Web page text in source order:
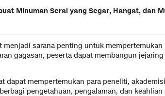
Minuman Serai yang Segar, Hangat, dan
menjadi sarana penting untuk
gagasan, peserta dapat membangun
dapat mempertemukan para peneliti,
pengetahuan, pengalaman, dan